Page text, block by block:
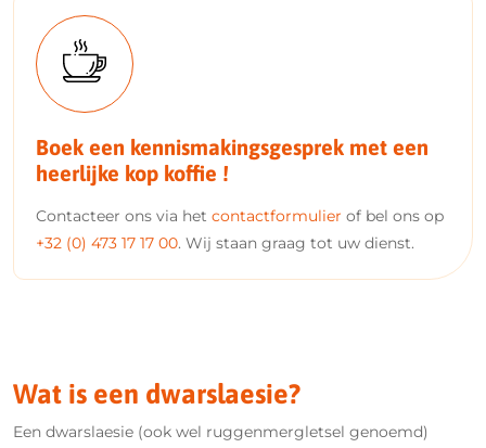
Boek een kennismakingsgesprek met een
heerlijke kop koffie !
Contacteer ons via het contactformulier of bel ons op
+32 (0) 473 17 17 00. Wij staan graag tot uw dienst.
Wat is een dwarslaesie?
Een dwarslaesie (ook wel ruggenmergletsel genoemd)